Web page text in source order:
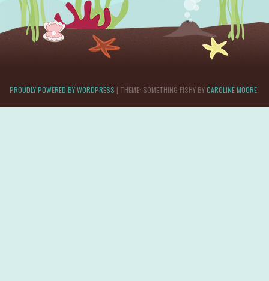
PROUDLY POWERED BY WORDPRESS | THEME: SOMETHING FISHY BYCAROLINE MOORE